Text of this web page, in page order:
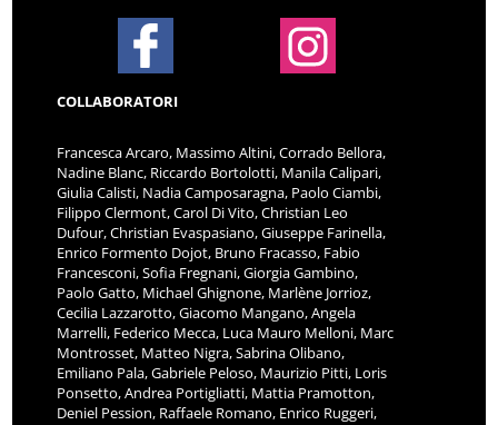
COLLABORATORI
Francesca Arcaro, Massimo Altini, Corrado Bellora,
Nadine Blanc, Riccardo Bortolotti, Manila Calipari,
Giulia Calisti, Nadia Camposaragna, Paolo Ciambi,
Filippo Clermont, Carol Di Vito, Christian Leo
Dufour, Christian Evaspasiano, Giuseppe Farinella,
Enrico Formento Dojot, Bruno Fracasso, Fabio
Francesconi, Sofia Fregnani, Giorgia Gambino,
Paolo Gatto, Michael Ghignone, Marlène Jorrioz,
Cecilia Lazzarotto, Giacomo Mangano, Angela
Marrelli, Federico Mecca, Luca Mauro Melloni, Marc
Montrosset, Matteo Nigra, Sabrina Olibano,
Emiliano Pala, Gabriele Peloso, Maurizio Pitti, Loris
Ponsetto, Andrea Portigliatti, Mattia Pramotton,
Deniel Pession, Raffaele Romano, Enrico Ruggeri,